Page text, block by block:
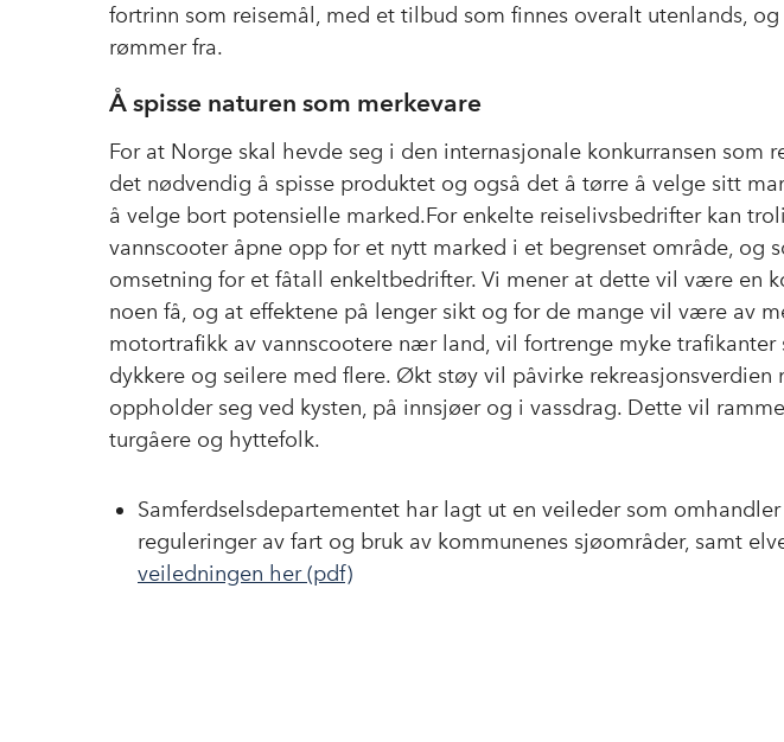
fortrinn som reisemål, med et tilbud som finnes overalt utenlands,
rømmer fra.
Å spisse naturen som merkevare
For at Norge skal hevde seg i den internasjonale konkurransen som
det nødvendig å spisse produktet og også det å tørre å velge sitt
å velge bort potensielle marked.For enkelte reiselivsbedrifter kan
vannscooter åpne opp for et nytt marked i et begrenset område, og
omsetning for et fåtall enkeltbedrifter. Vi mener at dette vil være en
noen få, og at effektene på lenger sikt og for de mange vil være av
motortrafikk av vannscootere nær land, vil fortrenge myke trafikanter
dykkere og seilere med flere. Økt støy vil påvirke rekreasjonsverdien
oppholder seg ved kysten, på innsjøer og i vassdrag. Dette vil
turgåere og hyttefolk.
Samferdselsdepartementet har lagt ut en veileder som
reguleringer av fart og bruk av kommunenes sjøområder, samt
veiledningen her (pdf)